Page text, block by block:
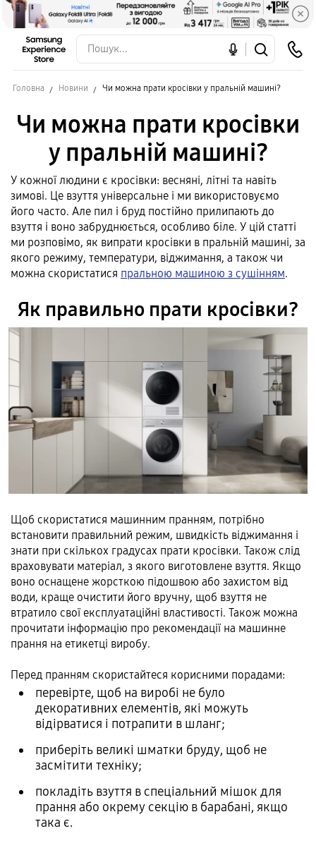
Головна Новини Чи можна прати кросівки у пральній машині?
Чи можна прати кросівки
у пральній машині?
У кожної людини є кросівки: весняні, літні та навіть
зимові. Це взуття універсальне і ми використовуємо
його часто. Але пил і бруд постійно прилипають до
взуття і воно забруднюється, особливо біле. У цій статті
ми розповімо, як випрати кросівки в пральній машині, за
якого режиму, температури, віджимання, а також чи
можна скористатися пральною машиною з сушінням.
Як правильно прати кросівки?
Щоб скористатися машинним пранням, потрібно
встановити правильний режим, швидкість віджимання і
знати при скількох градусах прати кросівки. Також слід
враховувати матеріал, з якого виготовлене взуття. Якщо
воно оснащене жорсткою підошвою або захистом від
води, краще очистити його вручну, щоб взуття не
втратило свої експлуатаційні властивості. Також можна
прочитати інформацію про рекомендації на машинне
прання на етикетці виробу.
Перед пранням скористайтеся корисними порадами:
перевірте, щоб на виробі не було
декоративних елементів, які можуть
відірватися і потрапити в шланг;
приберіть великі шматки бруду, щоб не
засмітити техніку;
покладіть взуття в спеціальний мішок для
прання або окрему секцію в барабані, якщо
така є.